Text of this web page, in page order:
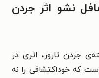
نشو اثر جردن
جردن تارور، اثری در
که خوداکتشافی را نه